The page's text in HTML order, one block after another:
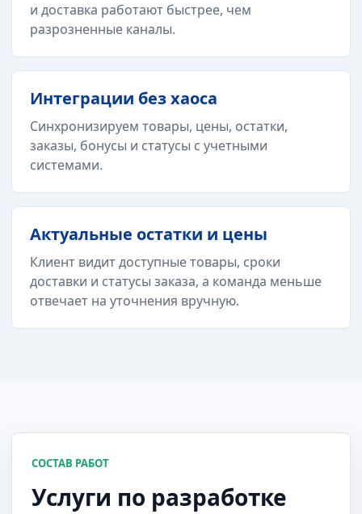
и доставка работают быстрее, чем
разрозненные каналы.
Интеграции без хаоса
Синхронизируем товары, цены, остатки,
заказы, бонусы и статусы с учетными
системами.
Актуальные остатки и цены
Клиент видит доступные товары, сроки
доставки и статусы заказа, а команда меньше
отвечает на уточнения вручную.
СОСТАВ РАБОТ
Услуги по разработке